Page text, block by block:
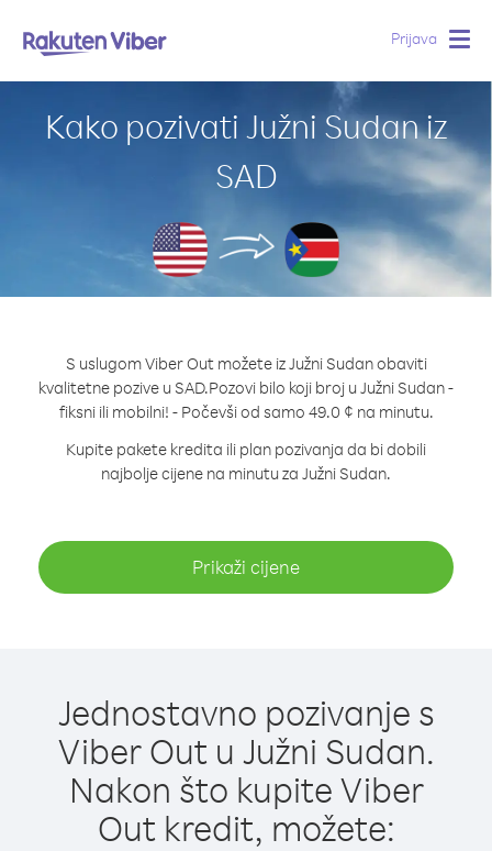
Prijava
Kako pozivati Južni Sudan iz
SAD
S uslugom Viber Out možete iz Južni Sudan obaviti
kvalitetne pozive u SAD.Pozovi bilo koji broj u Južni Sudan -
fiksni ili mobilni! - Počevši od samo 49.0 ¢ na minutu.
Kupite pakete kredita ili plan pozivanja da bi dobili
najbolje cijene na minutu za Južni Sudan.
Prikaži cijene
Jednostavno pozivanje s
Viber Out u Južni Sudan.
Nakon što kupite Viber
Out kredit, možete: